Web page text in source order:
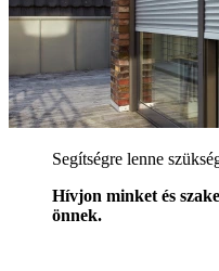
Segítségre lenne
Hívjon minket és
önnek.